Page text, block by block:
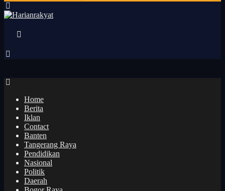
Home
Berita
Iklan
Contact
Banten
Tangerang Raya
Pendidikan
Nasional
Politik
Daerah